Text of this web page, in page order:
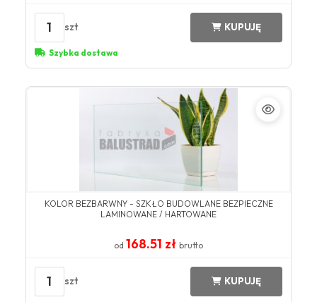
1 szt KUPUJĘ
Szybka dostawa
KOLOR BEZBARWNY​ - SZKŁO BUDOWLANE BEZPIECZNE
LAMINOWANE / HARTOWANE​​
od 168.51 zł brutto
1 szt KUPUJĘ